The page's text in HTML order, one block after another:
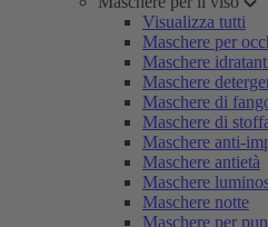
Visualizza tutti
Maschere per
Maschere
Maschere
Maschere di
Maschere di
Maschere anti-
Maschere antietà
Maschere
Maschere notte
Maschere per